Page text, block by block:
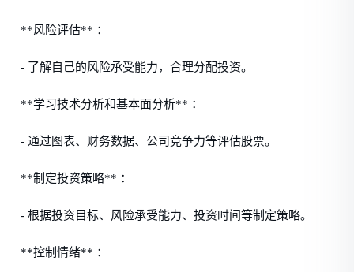
**风险评估** ：
- 了解自己的风险承受能力，合理分配投资。
**学习技术分析和基本面分析** ：
- 通过图表、财务数据、公司竞争力等评估股票。
**制定投资策略** ：
- 根据投资目标、风险承受能力、投资时间等制定策略。
**控制情绪** ：